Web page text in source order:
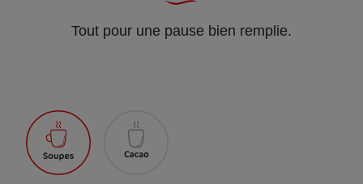
Tout pour une pause bien remplie.